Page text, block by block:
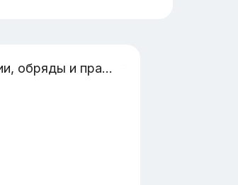
Местные традиции, обряды и праздники Республики Коми